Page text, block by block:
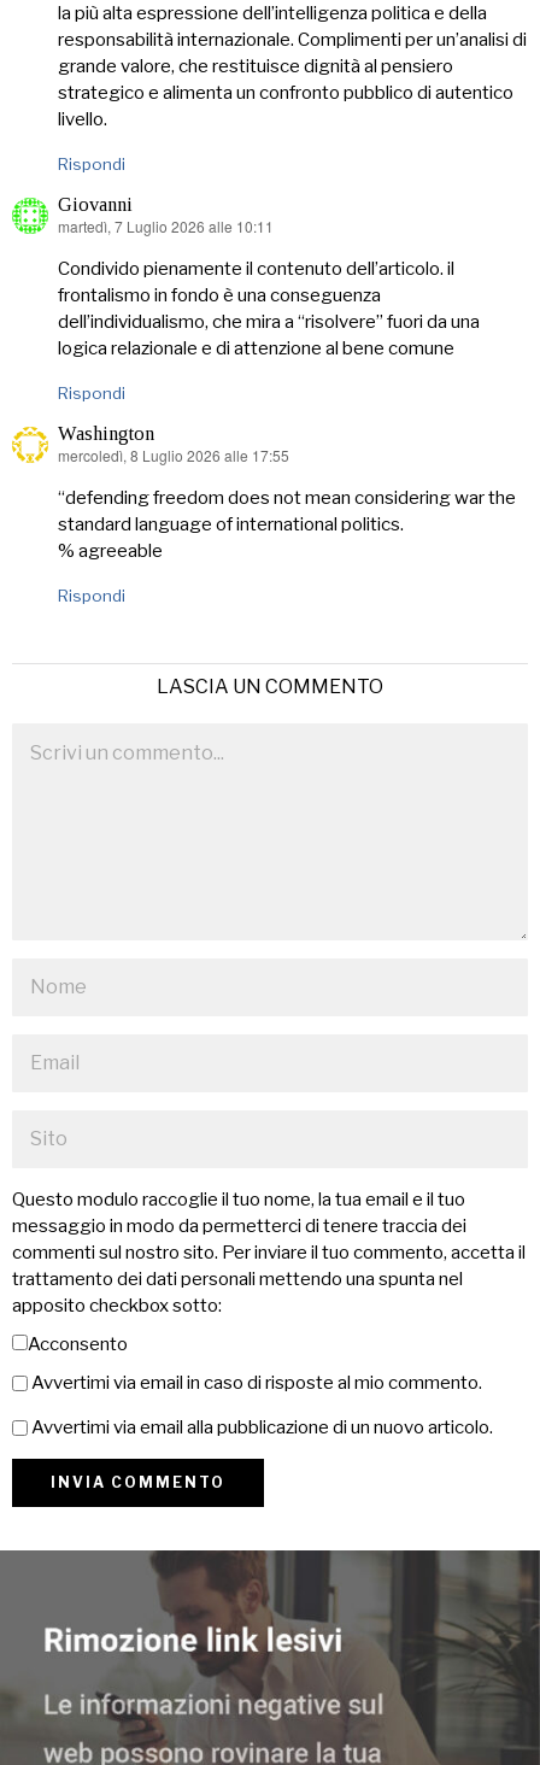
la più alta espressione dell’intelligenza politica e della
responsabilità internazionale. Complimenti per un’analisi di
grande valore, che restituisce dignità al pensiero
strategico e alimenta un confronto pubblico di autentico
livello.
Rispondi
Giovanni
ha
martedì, 7 Luglio 2026 alle 10:11
Condivido pienamente il contenuto dell’articolo. il
frontalismo in fondo è una conseguenza
dell’individualismo, che mira a “risolvere” fuori da una
logica relazionale e di attenzione al bene comune
Rispondi
Washington
ha
mercoledì, 8 Luglio 2026 alle 17:55
“defending freedom does not mean considering war the
standard language of international politics.
% agreeable
Rispondi
LASCIA UN COMMENTO
Questo modulo raccoglie il tuo nome, la tua email e il tuo
messaggio in modo da permetterci di tenere traccia dei
commenti sul nostro sito. Per inviare il tuo commento, accetta il
trattamento dei dati personali mettendo una spunta nel
apposito checkbox sotto:
Acconsento
Avvertimi via email in caso di risposte al mio commento.
Avvertimi via email alla pubblicazione di un nuovo articolo.